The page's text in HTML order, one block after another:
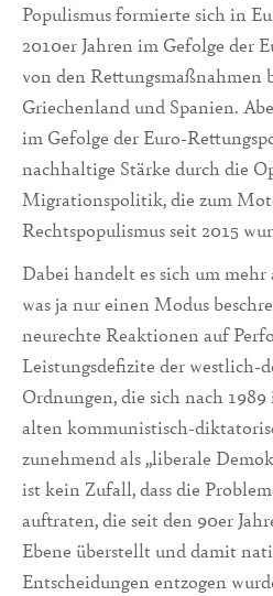
Populismus formierte sich in
2010er Jahren im Gefolge der
von den Rettungsmaßnahmen
Griechenland und Spanien.
im Gefolge der Euro-
nachhaltige Stärke durch die
Migrationspolitik, die zum
Rechtspopulismus seit 2015
Dabei handelt es sich um mehr
was ja nur einen Modus
neurechte Reaktionen auf
Leistungsdefizite der westlich-
Ordnungen, die sich nach
alten kommunistisch-
zunehmend als „liberale
ist kein Zufall, dass die
auftraten, die seit den 90er
Ebene überstellt und damit
Entscheidungen entzogen